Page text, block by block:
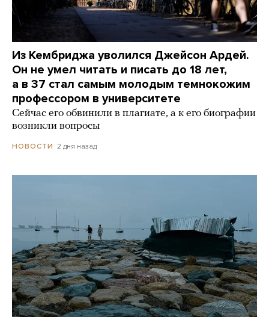
Из Кембриджа уволился Джейсон Ардей.
Он не умел читать и писать до 18 лет,
а в 37 стал самым молодым темнокожим
профессором в университете
Сейчас его обвинили в плагиате, а к его биографии
возникли вопросы
НОВОСТИ 2 дня назад